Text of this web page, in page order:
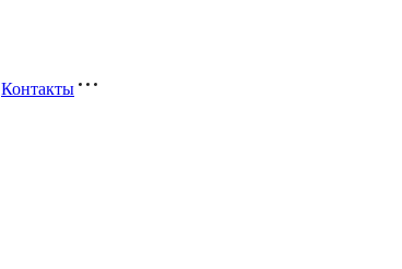
Контакты